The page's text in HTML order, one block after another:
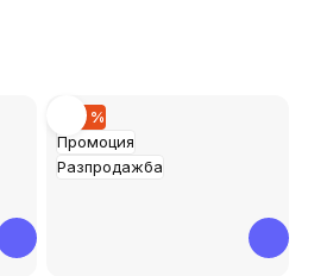
Промоция
Разпродажба
–20 %